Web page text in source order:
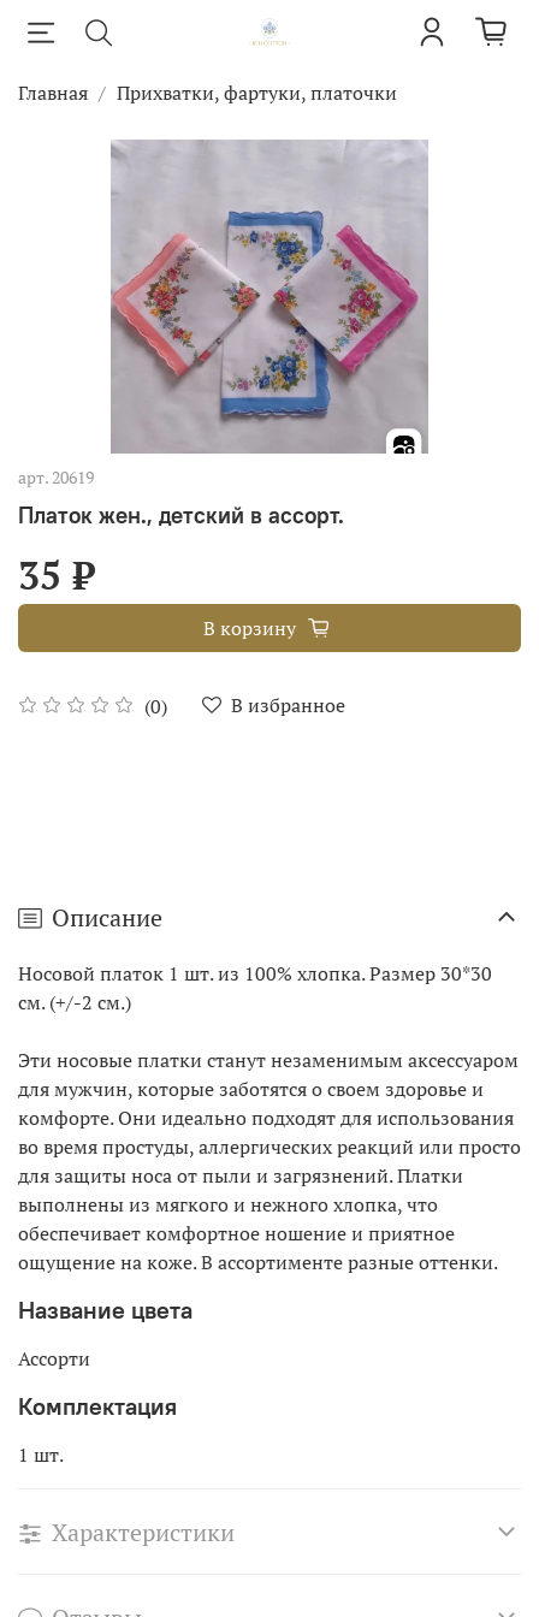
Главная Прихватки, фартуки, платочки
арт. 20619
Платок жен., детский в ассорт.
(0) В избранное
35 ₽
В корзину
Описание
Носовой платок 1 шт. из 100% хлопка. Размер 30*30
см. (+/-2 см.)
Эти носовые платки станут незаменимым аксессуаром
для мужчин, которые заботятся о своем здоровье и
комфорте. Они идеально подходят для использования
во время простуды, аллергических реакций или просто
для защиты носа от пыли и загрязнений. Платки
выполнены из мягкого и нежного хлопка, что
обеспечивает комфортное ношение и приятное
ощущение на коже. В ассортименте разные оттенки.
Название цвета
Ассорти
Комплектация
1 шт.
Характеристики